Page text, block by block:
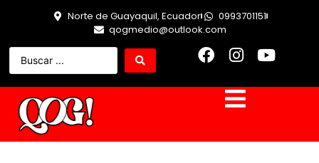
Norte de Guayaquil, Ecuador
0993701151
qogmedio@outlook.com